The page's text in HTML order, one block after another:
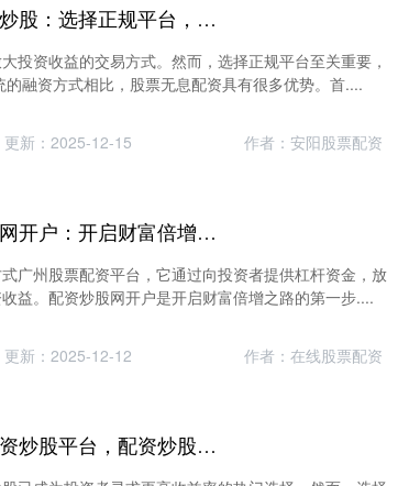
湖南股票配资公司 网上配资炒股：选择正规平台，安全投资
投资收益的交易方式。然而，选择正规平台至关重要，
融资方式相比，股票无息配资具有很多优势。首....
更新：2025-12-15
作者：安阳股票配资
广州股票配资平台 配资炒股网开户：开启财富倍增之路
广州股票配资平台，它通过向投资者提供杠杆资金，放
益。配资炒股网开户是开启财富倍增之路的第一步....
更新：2025-12-12
作者：在线股票配资
股票证券有哪些股票 首选配资炒股平台，配资炒股的最佳选择